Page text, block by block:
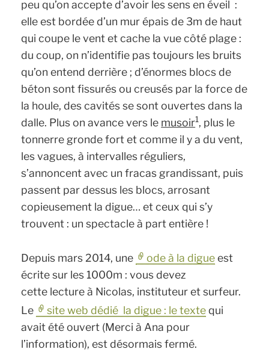
peu qu’on accepte d’avoir les sens en éveil :
elle est bordée d’un mur épais de 3m de haut
qui coupe le vent et cache la vue côté plage :
du coup, on n’identifie pas toujours les bruits
qu’on entend derrière ; d’énormes blocs de
béton sont fissurés ou creusés par la force de
la houle, des cavités se sont ouvertes dans la
dalle. Plus on avance vers le musoir1, plus le
tonnerre gronde fort et comme il y a du vent,
les vagues, à intervalles réguliers,
s’annoncent avec un fracas grandissant, puis
passent par dessus les blocs, arrosant
copieusement la digue… et ceux qui s’y
trouvent : un spectacle à part entière !
Depuis mars 2014, une ode à la digueest
écrite sur les 1000m : vous devez
cette lecture à Nicolas, instituteur et surfeur.
Le
site web dédié la digue : le textequi
avait été ouvert (Merci à Ana pour
l’information), est désormais fermé.